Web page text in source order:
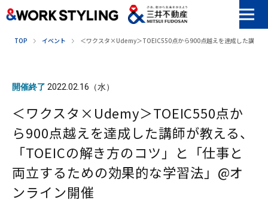
TOP イベント ＜ワクスタ×Udemy＞TOEIC550点から900点越えを達成した講師
開催終了 2022.02.16（水）
＜ワクスタ×Udemy＞TOEIC550点か
ら900点越えを達成した講師が教える、
「TOEICの解き方のコツ」と「仕事と
両立するための効果的な学習法」@オ
ンライン開催